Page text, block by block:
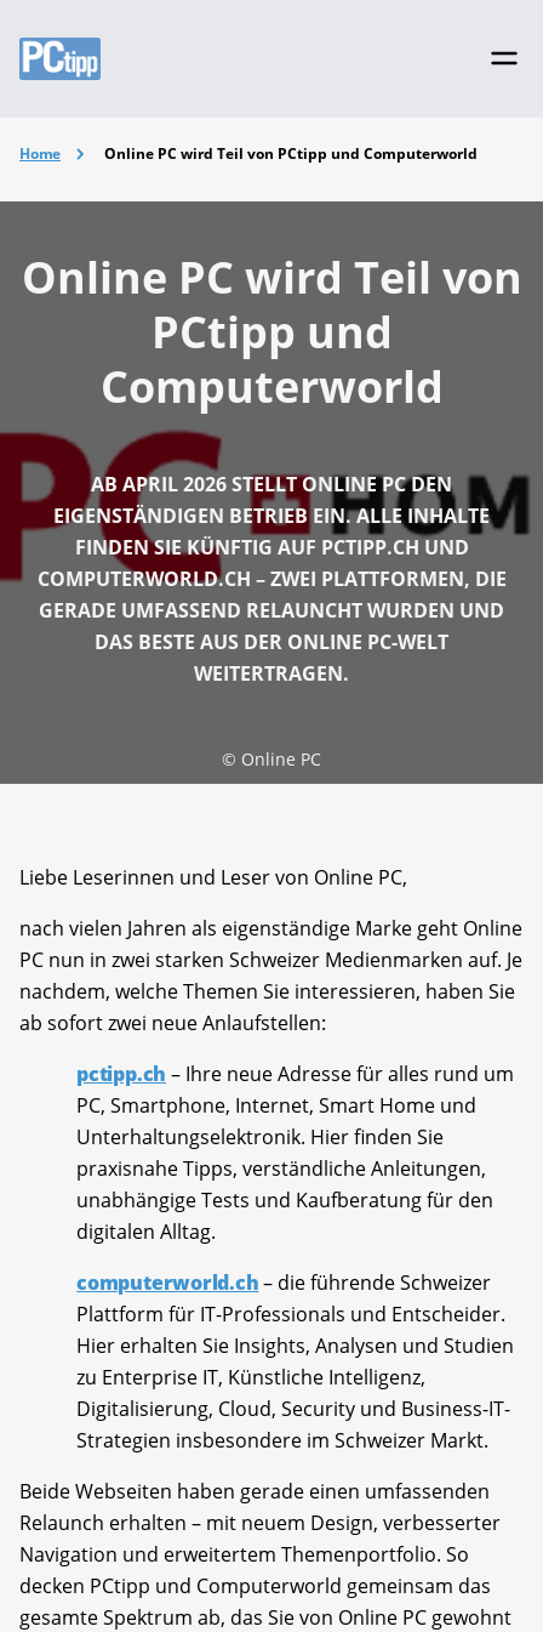
Home Online PC wird Teil von PCtipp und Computerworld
Online PC wird Teil von
PCtipp und
Computerworld
AB APRIL 2026 STELLT ONLINE PC DEN
EIGENSTÄNDIGEN BETRIEB EIN. ALLE INHALTE
FINDEN SIE KÜNFTIG AUF PCTIPP.CH UND
COMPUTERWORLD.CH – ZWEI PLATTFORMEN, DIE
GERADE UMFASSEND RELAUNCHT WURDEN UND
DAS BESTE AUS DER ONLINE PC-WELT
WEITERTRAGEN.
© Online PC
Liebe Leserinnen und Leser von Online PC,
nach vielen Jahren als eigenständige Marke geht Online
PC nun in zwei starken Schweizer Medienmarken auf. Je
nachdem, welche Themen Sie interessieren, haben Sie
ab sofort zwei neue Anlaufstellen:
pctipp.ch – Ihre neue Adresse für alles rund um
PC, Smartphone, Internet, Smart Home und
Unterhaltungselektronik. Hier finden Sie
praxisnahe Tipps, verständliche Anleitungen,
unabhängige Tests und Kaufberatung für den
digitalen Alltag.
computerworld.ch– die führende Schweizer
Plattform für IT-Professionals und Entscheider.
Hier erhalten Sie Insights, Analysen und Studien
zu Enterprise IT, Künstliche Intelligenz,
Digitalisierung, Cloud, Security und Business-IT-
Strategien insbesondere im Schweizer Markt.
Beide Webseiten haben gerade einen umfassenden
Relaunch erhalten – mit neuem Design, verbesserter
Navigation und erweitertem Themenportfolio. So
decken PCtipp und Computerworld gemeinsam das
gesamte Spektrum ab, das Sie von Online PC gewohnt